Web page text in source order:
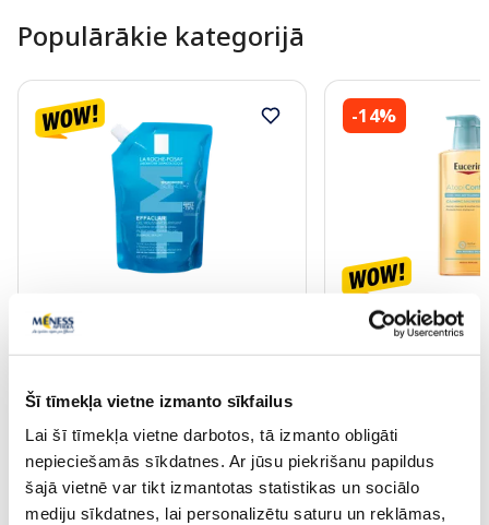
Šī tīmekļa vietne izmanto sīkfailus
Lai šī tīmekļa vietne darbotos, tā izmanto obligāti
nepieciešamās sīkdatnes. Ar jūsu piekrišanu papildus
šajā vietnē var tikt izmantotas statistikas un sociālo
mediju sīkdatnes, lai personalizētu saturu un reklāmas,
Populārākie kategorijā
LA ROCHE-POSAY Effaclar attīroša
želeja, 400 ml
12.97 € 13.99 €
Pirkt
30 dienu zemākā cena:
Standarta cena: 19.99 €
-14%
EUCERIN
400 ml
Standarta cena: 26.49 €